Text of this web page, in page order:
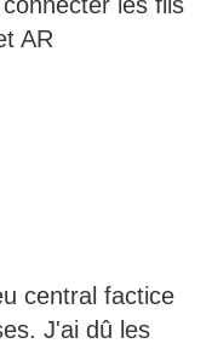
AR
central factice
J'ai dû les